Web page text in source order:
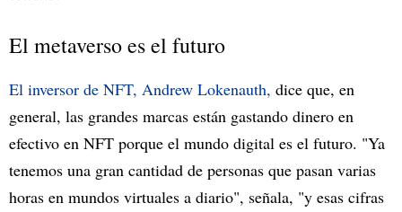
El metaverso es el futuro
El inversor de NFT, Andrew Lokenauth, dice que, en
general, las grandes marcas están gastando dinero en
efectivo en NFT porque el mundo digital es el futuro. "Ya
tenemos una gran cantidad de personas que pasan varias
horas en mundos virtuales a diario", señala, "y esas cifras